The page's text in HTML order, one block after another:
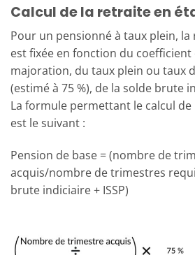
Calcul de la retraite en
Pour un pensionné à taux plein,
est fixée en fonction du
majoration, du taux plein ou taux
(estimé à 75 %), de la solde brute
La formule permettant le calcul de
est le suivant :
Pension de base = (nombre de
acquis/nombre de trimestres
brute indiciaire + ISSP)